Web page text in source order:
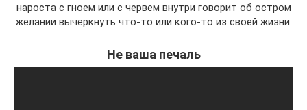
нароста с гноем или с червем внутри говорит об остром
желании вычеркнуть что-то или кого-то из своей жизни.
Не ваша печаль